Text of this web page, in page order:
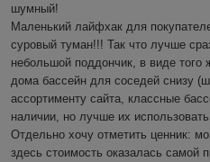
шумный!
Маленький лайфхак для
суровый туман!!! Так что лучше
небольшой поддончик, в виде того
дома бассейн для соседей снизу
ассортименту сайта, классные
наличии, но лучше их
Отдельно хочу отметить ценник:
здесь стоимость оказалась самой